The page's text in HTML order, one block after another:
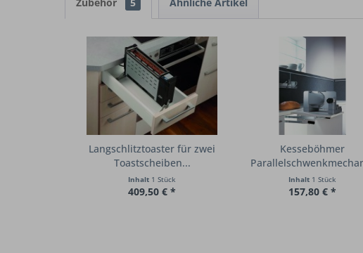
Langschlitztoaster für zwei
Toastscheiben...
Inhalt 1 Stück
409,50 € *
Kesseböhmer
für...
Inhalt 1 Stück
157,80 € *